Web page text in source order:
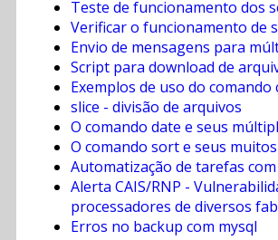
Teste de funcionamento dos
Verificar o funcionamento de
Envio de mensagens para
Script para download de
Exemplos de uso do comando
slice - divisão de arquivos
O comando date e seus
O comando sort e seus
Automatização de tarefas
Alerta CAIS/RNP -
processadores de diversos
Erros no backup com mysql